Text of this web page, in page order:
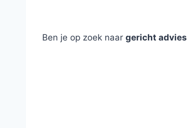
Ben je op zoek naar gericht advies